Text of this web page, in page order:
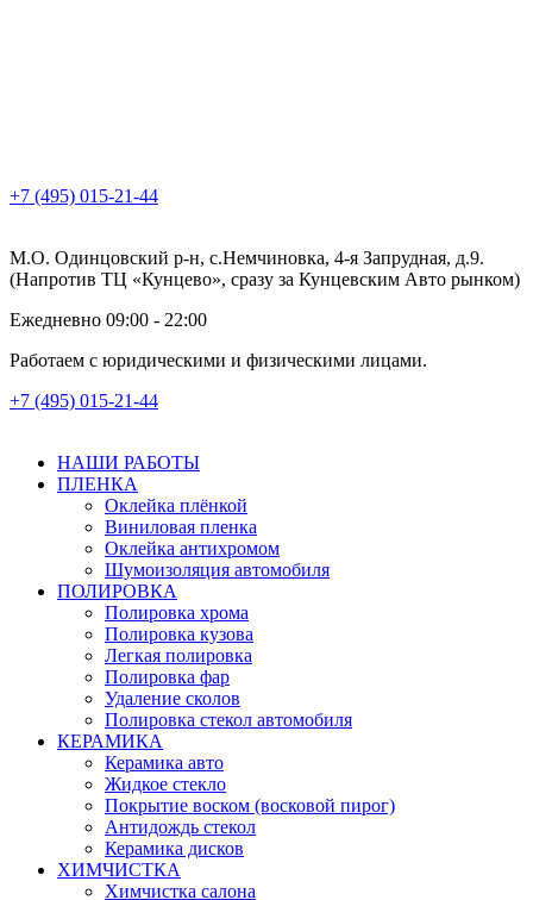
+7 (495) 015-21-44
М.О. Одинцовский р-н, с.Немчиновка, 4-я Запрудная, д.9.
(Напротив ТЦ «Кунцево», сразу за Кунцевским Авто рынком)
Ежедневно 09:00 - 22:00
Работаем с юридическими и физическими лицами.
+7 (495) 015-21-44
НАШИ РАБОТЫ
ПЛЕНКА
Оклейка плёнкой
Виниловая пленка
Оклейка антихромом
Шумоизоляция автомобиля
ПОЛИРОВКА
Полировка хрома
Полировка кузова
Легкая полировка
Полировка фар
Удаление сколов
Полировка стекол автомобиля
КЕРАМИКА
Керамика авто
Жидкое стекло
Покрытие воском (восковой пирог)
Антидождь стекол
Керамика дисков
ХИМЧИСТКА
Химчистка салона